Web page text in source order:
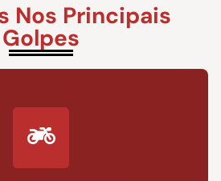
Nos Principais
Golpes